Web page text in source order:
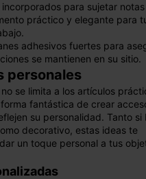
para sujetar
práctico y elegante para
adhesivos fuertes para
se mantienen en su sitio.
personales
se limita a los artículos
fantástica de crear
su personalidad. Tanto si
decorativo, estas ideas te
un toque personal a tus